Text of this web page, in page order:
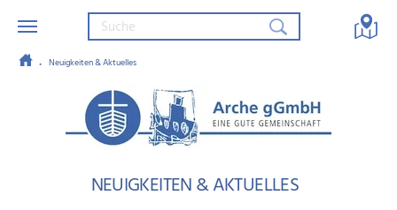
Neuigkeiten & Aktuelles
NEUIGKEITEN & AKTUELLES